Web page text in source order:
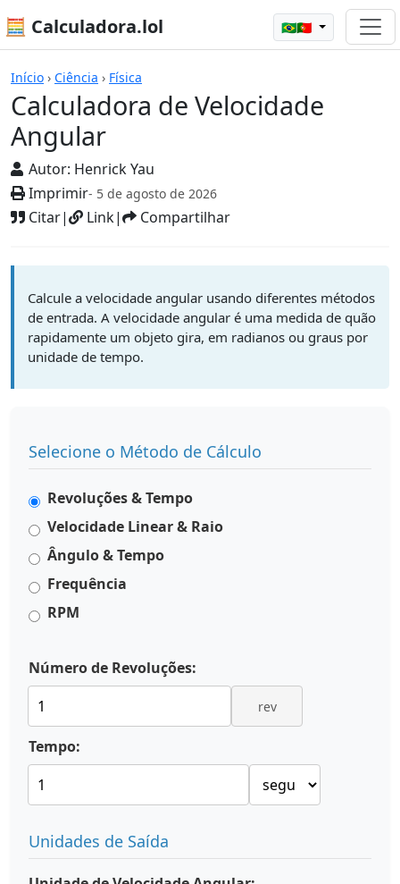
🧮 Calculadora.lol 🇧🇷🇵🇹
Início › Ciência › Física
Calculadora de Velocidade
Angular
Autor: Henrick Yau
Imprimir- 5 de agosto de 2026
Citar| Link| Compartilhar
Calculadoras
Calcule a velocidade angular usando diferentes métodos
de entrada. A velocidade angular é uma medida de quão
rapidamente um objeto gira, em radianos ou graus por
unidade de tempo.
Selecione o Método de Cálculo
Revoluções & Tempo
Velocidade Linear & Raio
Ângulo & Tempo
Frequência
RPM
Número de Revoluções:
rev
Tempo:
Unidades de Saída